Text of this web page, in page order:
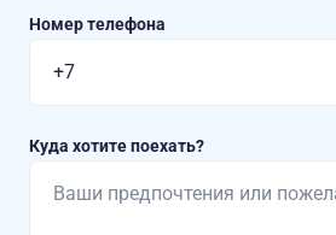
Номер телефона
Куда хотите поехать?